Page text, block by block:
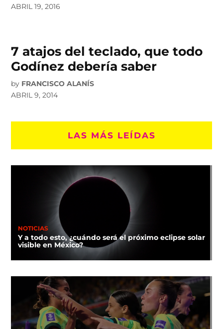
ABRIL 19, 2016
7 atajos del teclado, que todo
Godínez debería saber
by FRANCISCO ALANÍS
ABRIL 9, 2014
LAS MÁS LEÍDAS
NOTICIAS
Y a todo esto, ¿cuándo será el próximo eclipse solar
visible en México?